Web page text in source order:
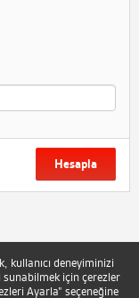
Hesapla